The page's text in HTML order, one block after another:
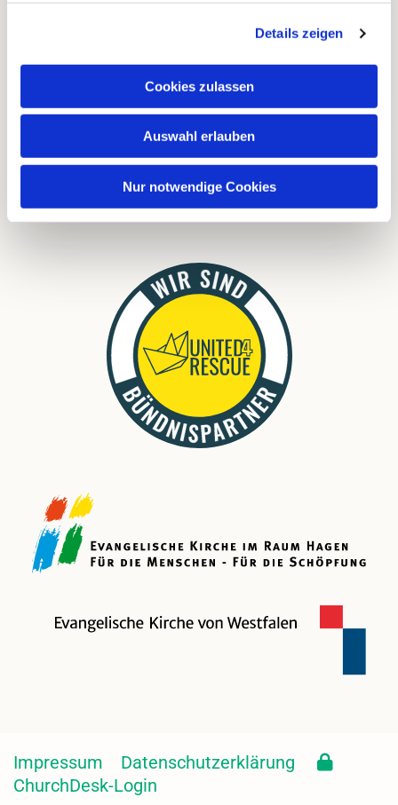
Details zeigen
Cookies zulassen
Auswahl erlauben
Nur notwendige Cookies
FAQ
Download
Impressum
Datenschutzerklärung
ChurchDesk-Login